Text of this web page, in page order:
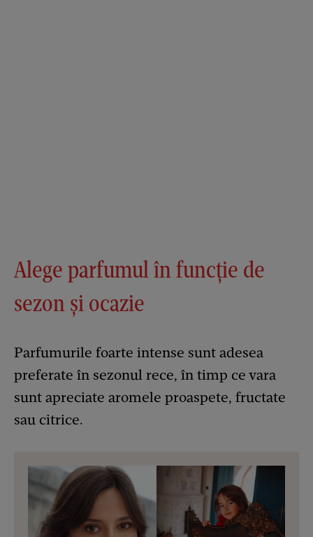
Alege parfumul în funcție de
sezon și ocazie
Parfumurile foarte intense sunt adesea
preferate în sezonul rece, în timp ce vara
sunt apreciate aromele proaspete, fructate
sau citrice.